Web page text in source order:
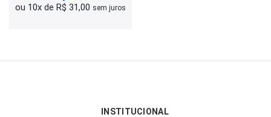
ou 10x de R$ 31,00 sem juros
INSTITUCIONAL